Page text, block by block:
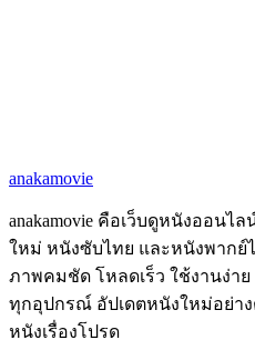
anakamovie
anakamovie คือเว็บดูหนังออน
ใหม่ หนังซับไทย และหนังพากย์
ภาพคมชัด โหลดเร็ว ใช้งานง่า
ทุกอุปกรณ์ อัปเดตหนังใหม่อย่า
หนังเรื่องโปรด